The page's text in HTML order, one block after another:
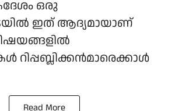
ഒരു
ഇത് ആദ്യമായാണ്
റിപ്പബ്ലിക്കൻമാരെക്കാൾ
Read More